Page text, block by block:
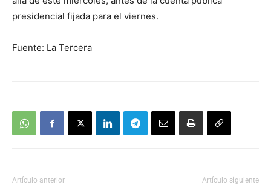
presidencial fijada para el viernes.
Fuente: La Tercera
Artículo anterior Artículo siguiente